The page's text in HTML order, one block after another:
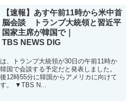
【速報】あす午前11時から米中首
脳会談 トランプ大統領と習近平
国家主席が韓国で｜
TBS NEWS DIG
、トランプ大統領が30日の午前11時か
国で会談する予定だと発表しました。
12時55分に韓国からアメリカに向けて
す。 ▼TBS N...